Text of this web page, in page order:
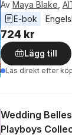
Av Maya Blake
E-bok
724 kr
Lägg till
Läs direkt efter
Wedding
Playboys